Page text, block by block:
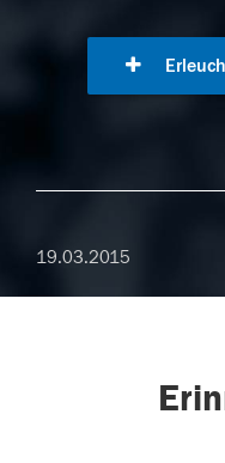
19.03.2015